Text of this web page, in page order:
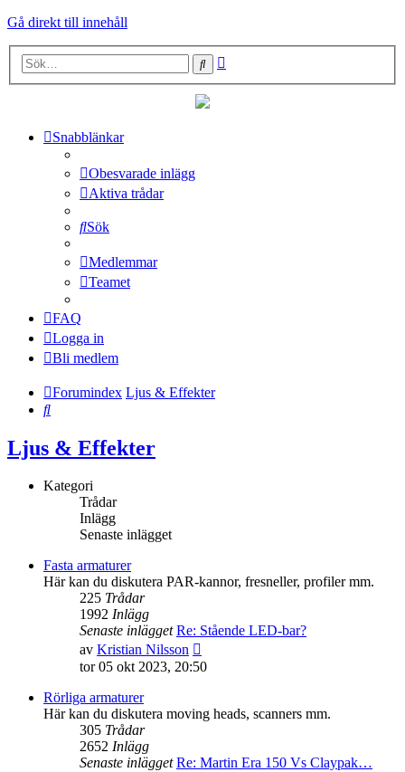
Gå direkt till innehåll
Sök
Snabblänkar
Obesvarade inlägg
Aktiva trådar
Sök
Medlemmar
Teamet
FAQ
Logga in
Bli medlem
Forumindex Ljus & Effekter
Sök
Ljus & Effekter
Kategori
Trådar
Inlägg
Senaste inlägget
Fasta armaturer
Här kan du diskutera PAR-kannor, fresneller, profiler mm.
225 Trådar
1992 Inlägg
Senaste inlägget Re: Stående LED-bar?
av Kristian Nilsson
till
inlägget
tor 05 okt 2023, 20:50
Rörliga armaturer
Här kan du diskutera moving heads, scanners mm.
305 Trådar
2652 Inlägg
Senaste inlägget Re: Martin Era 150 Vs Claypak…